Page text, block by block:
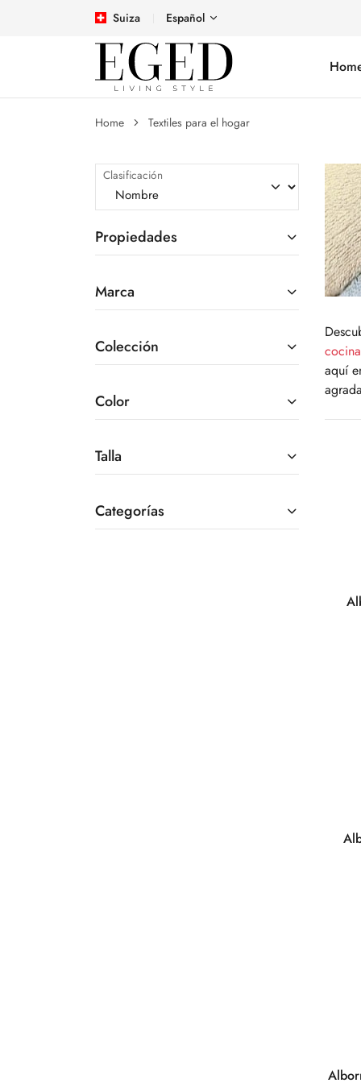
Suiza Español
Home Textiles para el hogar
Clasificación
Propiedades
Marca
Colección
Color
Talla
Categorías
cocina
aquí